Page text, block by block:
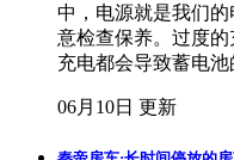
中，电源就是我们
意检查保养。过度
充电都会导致蓄电池
06月10日 更新